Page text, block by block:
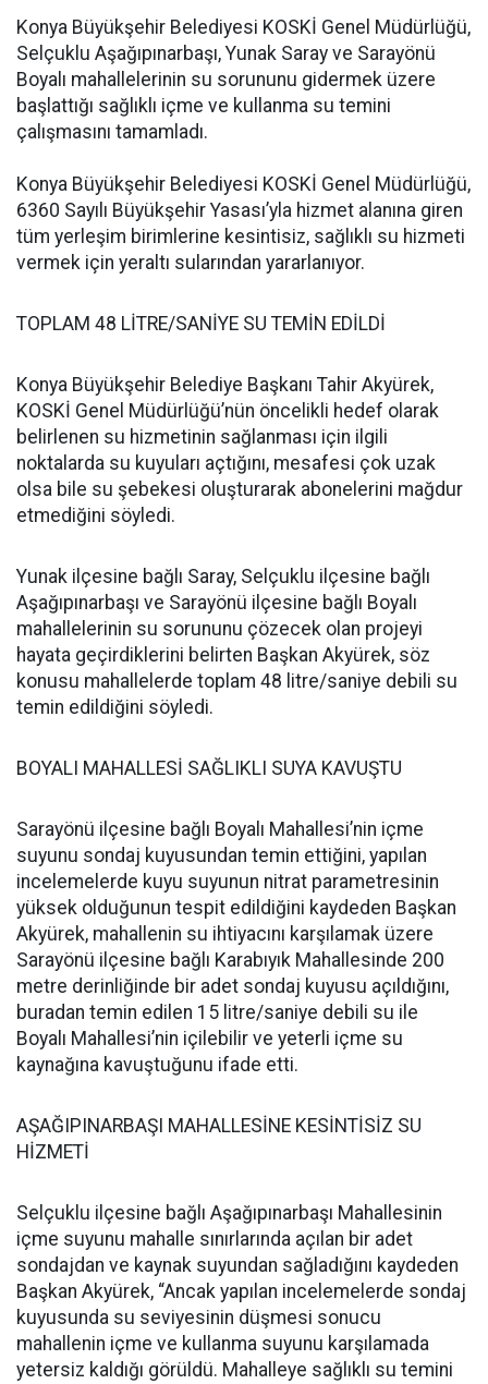
Konya Büyükşehir Belediyesi KOSKİ Genel Müdürlüğü,
Selçuklu Aşağıpınarbaşı, Yunak Saray ve Sarayönü
Boyalı mahallelerinin su sorununu gidermek üzere
başlattığı sağlıklı içme ve kullanma su temini
çalışmasını tamamladı.
Konya Büyükşehir Belediyesi KOSKİ Genel Müdürlüğü,
6360 Sayılı Büyükşehir Yasası’yla hizmet alanına giren
tüm yerleşim birimlerine kesintisiz, sağlıklı su hizmeti
vermek için yeraltı sularından yararlanıyor.
TOPLAM 48 LİTRE/SANİYE SU TEMİN EDİLDİ
Konya Büyükşehir Belediye Başkanı Tahir Akyürek,
KOSKİ Genel Müdürlüğü’nün öncelikli hedef olarak
belirlenen su hizmetinin sağlanması için ilgili
noktalarda su kuyuları açtığını, mesafesi çok uzak
olsa bile su şebekesi oluşturarak abonelerini mağdur
etmediğini söyledi.
Yunak ilçesine bağlı Saray, Selçuklu ilçesine bağlı
Aşağıpınarbaşı ve Sarayönü ilçesine bağlı Boyalı
mahallelerinin su sorununu çözecek olan projeyi
hayata geçirdiklerini belirten Başkan Akyürek, söz
konusu mahallelerde toplam 48 litre/saniye debili su
temin edildiğini söyledi.
BOYALI MAHALLESİ SAĞLIKLI SUYA KAVUŞTU
Sarayönü ilçesine bağlı Boyalı Mahallesi’nin içme
suyunu sondaj kuyusundan temin ettiğini, yapılan
incelemelerde kuyu suyunun nitrat parametresinin
yüksek olduğunun tespit edildiğini kaydeden Başkan
Akyürek, mahallenin su ihtiyacını karşılamak üzere
Sarayönü ilçesine bağlı Karabıyık Mahallesinde 200
metre derinliğinde bir adet sondaj kuyusu açıldığını,
buradan temin edilen 15 litre/saniye debili su ile
Boyalı Mahallesi’nin içilebilir ve yeterli içme su
kaynağına kavuştuğunu ifade etti.
AŞAĞIPINARBAŞI MAHALLESİNE KESİNTİSİZ SU
HİZMETİ
Selçuklu ilçesine bağlı Aşağıpınarbaşı Mahallesinin
içme suyunu mahalle sınırlarında açılan bir adet
sondajdan ve kaynak suyundan sağladığını kaydeden
Başkan Akyürek, “Ancak yapılan incelemelerde sondaj
kuyusunda su seviyesinin düşmesi sonucu
mahallenin içme ve kullanma suyunu karşılamada
yetersiz kaldığı görüldü. Mahalleye sağlıklı su temini